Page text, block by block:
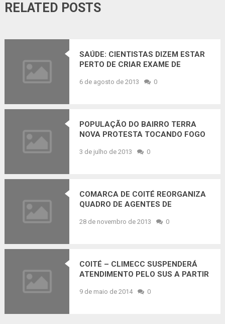
RELATED POSTS
SAÚDE: CIENTISTAS DIZEM ESTAR
PERTO DE CRIAR EXAME DE
6 de agosto de 2013 0
POPULAÇÃO DO BAIRRO TERRA
NOVA PROTESTA TOCANDO FOGO
3 de julho de 2013 0
COMARCA DE COITÉ REORGANIZA
QUADRO DE AGENTES DE
28 de novembro de 2013 0
COITÉ – CLIMECC SUSPENDERÁ
ATENDIMENTO PELO SUS A PARTIR
9 de maio de 2014 0